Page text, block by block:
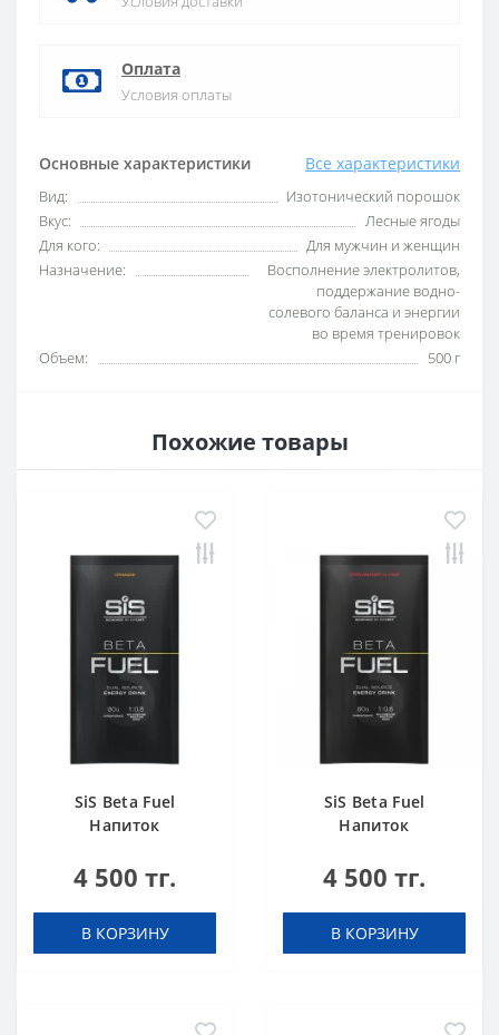
Основные характеристики Все характеристики
Вид:
Изотонический порошок
Вкус:
Лесные ягоды
Для кого:
Для мужчин и женщин
Назначение:
Восполнение электролитов,
поддержание водно-
солевого баланса и энергии
во время тренировок
Объем:
500 г
Оплата
Условия оплаты
Похожие товары
SiS Beta Fuel
Напиток
в порошке 82 г
4 500 тг.
В КОРЗИНУ
SiS Beta Fuel
Напиток
в порошке 82 г
4 500 тг.
В КОРЗИНУ